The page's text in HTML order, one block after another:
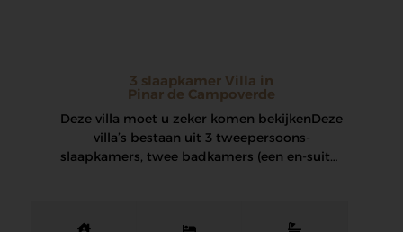
3 slaapkamer Villa in
Pinar de Campoverde
Deze villa moet u zeker komen bekijken Deze
villa’s bestaan ​​uit 3 tweepersoons-
slaapkamers, twee badkamers (een en-suite),